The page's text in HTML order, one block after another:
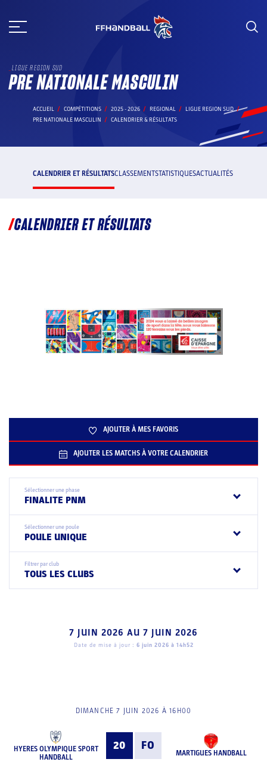
au
LIGUE REGION SUD
PRE NATIONALE MASCULIN
ACCUEIL COMPÉTITIONS 2025 - 2026 REGIONAL
LIGUE REGION SUD
PRE NATIONALE MASCULIN
CALENDRIER & RÉSULTATS
CALENDRIER ET RÉSULTATSCLASSEMENTSTATISTIQUESACTUALITÉS
CALENDRIER ET RÉSULTATS
AJOUTER À MES FAVORIS
AJOUTER LES MATCHS À VOTRE CALENDRIER
Sélectionner une phase
FINALITE PNM
Sélectionner une poule
POULE UNIQUE
Filtrer par club
TOUS LES CLUBS
7 JUIN 2026 AU 7 JUIN 2026
Date de mise à jour : 6 juin 2026 à 14h52
DIMANCHE 7 JUIN 2026 À 16H00
HYERES OLYMPIQUE SPORT
HANDBALL
20 FO
MARTIGUES HANDBALL